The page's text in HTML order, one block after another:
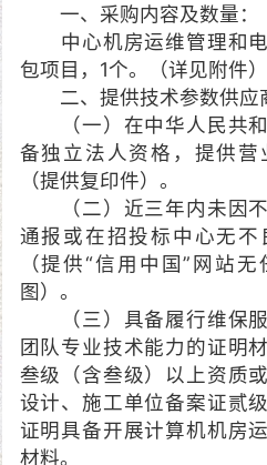
一、采购内容及数量：
中心机房运维管理和电
包项目，1个。（详见附件
二、提供技术参数供应
（一）在中华人民共和
备独立法人资格，提供
（提供复印件）。
（二）近三年内未因不
通报或在招投标中心无
（提供“信用中国”网站
图）。
（三）具备履行维保服
团队专业技术能力的证明
叁级（含叁级）以上资质
设计、施工单位备案证贰
证明具备开展计算机机房
材料。